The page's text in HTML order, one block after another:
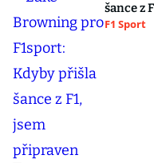
šance z
F1 Sport